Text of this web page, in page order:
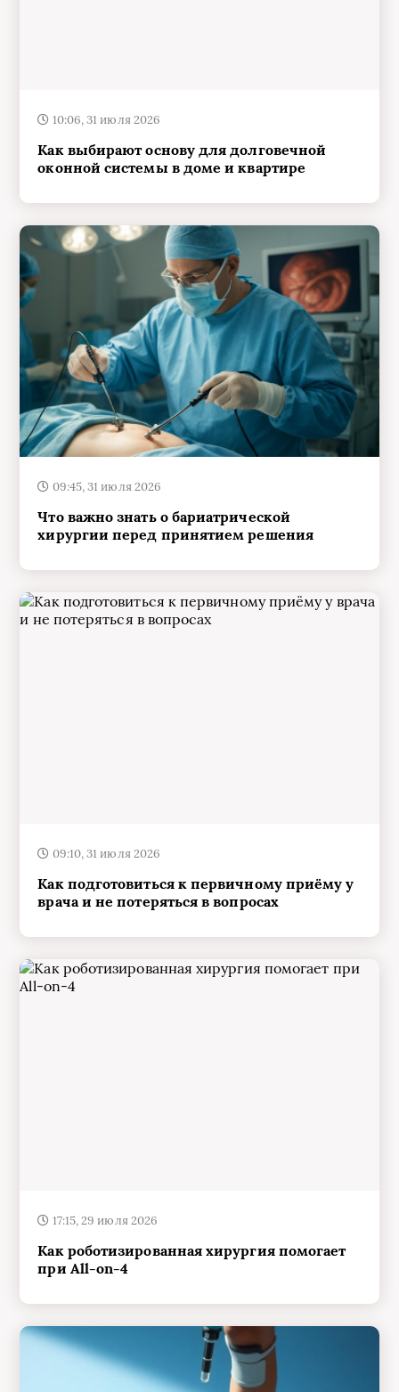
Как выбирают основу для долговечной
оконной системы в доме и квартире
09:45, 31 июля 2026
Что важно знать о бариатрической
хирургии перед принятием решения
Как подготовиться к первичному приёму у
врача и не потеряться в вопросах
Как роботизированная хирургия помогает
при All-on-4